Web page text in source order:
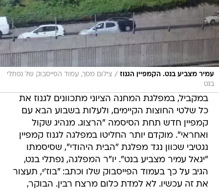
עמיר מצביע בנט. הקמפיין הגנוז / צילום מסך, עמוד הפייסבוק של נפתלי
בנט
במקביל, במפלגת המחנה הציוני מתכוונים לגנוז את
כל שלטי החוצות הקיימים, ולעלות בשבוע הבא עם
קמפיין חדש תחת הסיסמה "הרצוג. מנהיג שקול
ואחראי". מוקדם יותר החליטו במפלגה לגנוז קמפיין
נגטיבי שכוון נגד מפלגת "הבית היהודי", שסיסמתו
"יגאל עמיר מצביע בנט". יו"ר המפלגה, נפתלי בנט,
הגיב על כך בעמוד הפייסבוק שלו וכתב: "בוז'י, תעצור
את זה עכשיו. לא למדת כלום מרצח רבין. הבוקר,